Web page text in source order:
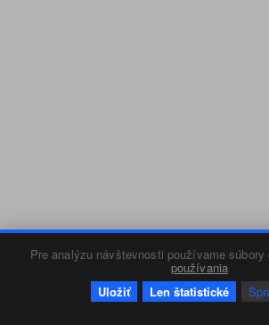
Pre analýzu návštevnosti používame súbory
používania
Uložiť
Len štatistické